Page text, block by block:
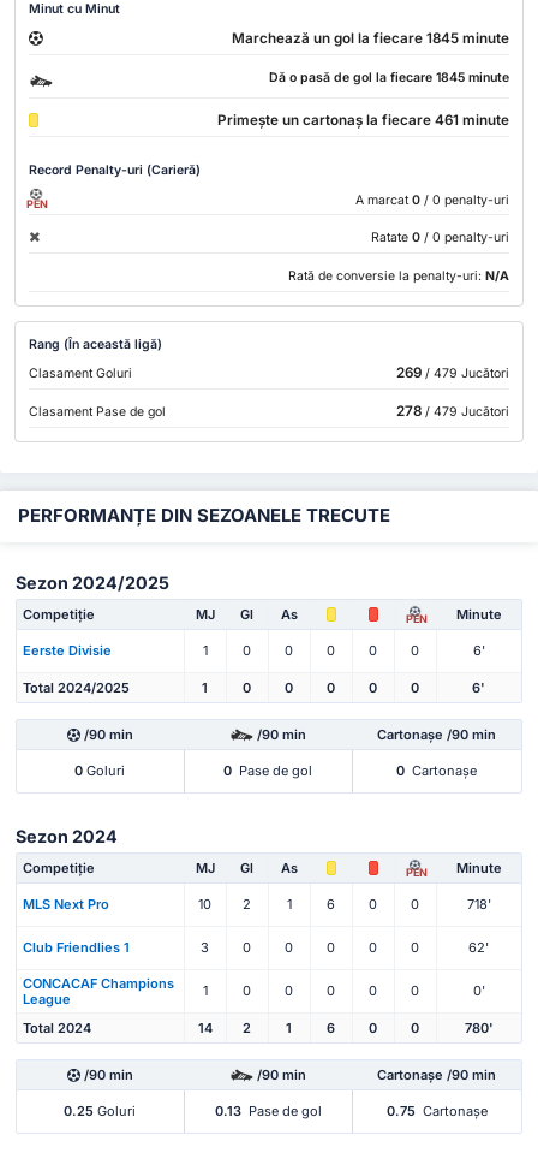
Minut cu Minut
Marchează un gol la fiecare 1845 minute
Dă o pasă de gol la fiecare 1845 minute
Primește un cartonaș la fiecare 461 minute
Record Penalty-uri (Carieră)
PEN A marcat 0 / 0 penalty-uri
Ratate 0 / 0 penalty-uri
Rată de conversie la penalty-uri: N/A
Rang (În această ligă)
Clasament Goluri
269/ 479 Jucători
Clasament Pase de gol 278/ 479 Jucători
PERFORMANȚE DIN SEZOANELE TRECUTE
Sezon 2024/2025
Competiție MJ Gl As PEN Minute
Eerste Divisie 1 0 0 0 0 0 6'
Total 2024/2025 1 0 0 0 0 0 6'
/90 min /90 min Cartonașe /90 min
0 Goluri 0 Pase de gol 0 Cartonașe
Sezon 2024
Competiție MJ Gl As PEN Minute
MLS Next Pro 10 2 1 6 0 0 718'
Club Friendlies 1 3 0 0 0 0 0 62'
CONCACAF Champions
League
1 0 0 0 0 0 0'
Total 2024 14 2 1 6 0 0 780'
/90 min /90 min Cartonașe /90 min
0.25 Goluri 0.13 Pase de gol 0.75 Cartonașe